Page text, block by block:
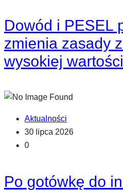
Dowód i PESEL
zmienia zasady
wysokiej wartości
Aktualności
30 lipca 2026
0
Po gotówkę do